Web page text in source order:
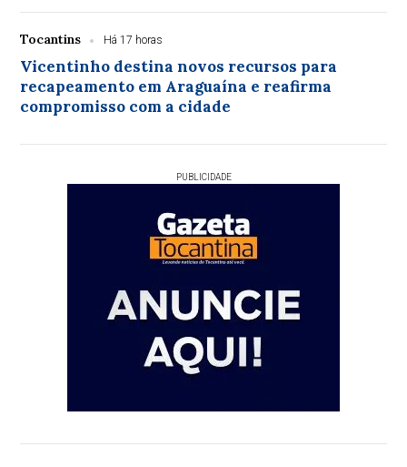
Tocantins Há 17 horas
Vicentinho destina novos recursos para
recapeamento em Araguaína e reafirma
compromisso com a cidade
PUBLICIDADE